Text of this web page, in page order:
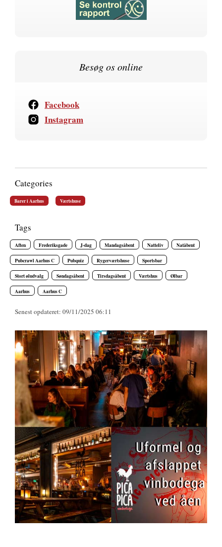
Besøg os online
Facebook
Instagram
Categories
Barer i Aarhus Værtshuse
Tags
Aften Frederiksgade J-dag Mandagsåbent Natteliv Natåbent
Pubcrawl Aarhus C Pubquiz Rygerværtshuse Sportsbar
Stort øludvalg Søndagsåbent Tirsdagsåbent Værtshus Ølbar
Aarhus Aarhus C
Senest opdateret: 09/11/2025 06:11